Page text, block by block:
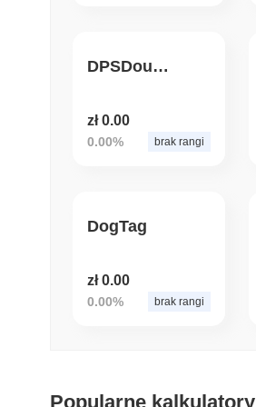
DPSDoubloon
zł 0.00
0.00% brak rangi
DogTag
zł 0.00
0.00% brak rangi
Popularne kalkulatory